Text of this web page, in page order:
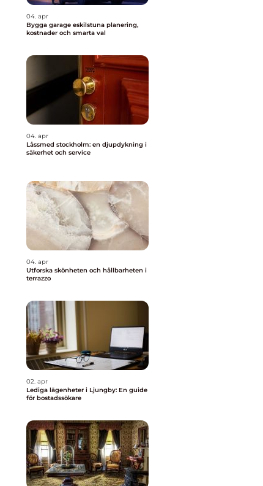
04. apr
Bygga garage eskilstuna planering,
kostnader och smarta val
04. apr
Låssmed stockholm: en djupdykning i
säkerhet och service
04. apr
Utforska skönheten och hållbarheten i
terrazzo
02. apr
Lediga lägenheter i Ljungby: En guide
för bostadssökare